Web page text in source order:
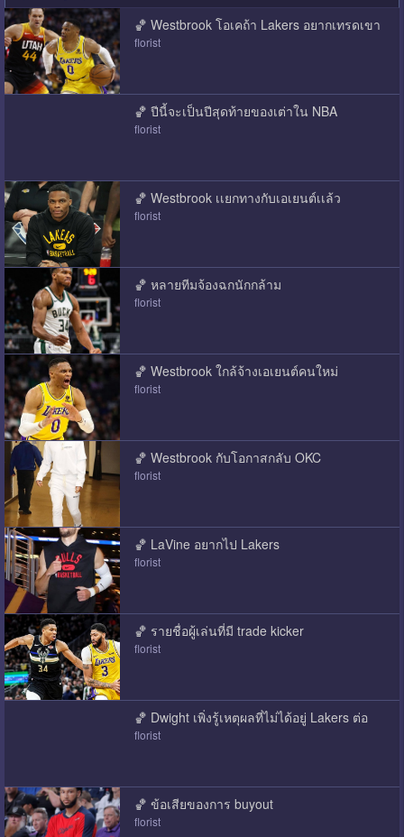
🏀 Westbrook โอเคถ้า Lakers อยากเทรดเขา
florist
🏀 ปีนี้จะเป็นปีสุดท้ายของเต่าใน NBA
florist
🏀 Westbrook เเยกทางกับเอเยนต์เเล้ว
florist
🏀 หลายทีมจ้องฉกนักกล้าม
florist
🏀 Westbrook ใกล้จ้างเอเยนต์คนใหม่
florist
🏀 Westbrook กับโอกาสกลับ OKC
florist
🏀 LaVine อยากไป Lakers
florist
🏀 รายชื่อผู้เล่นที่มี trade kicker
florist
🏀 Dwight เพิ่งรู้เหตุผลที่ไม่ได้อยู่ Lakers ต่อ
florist
🏀 ข้อเสียของการ buyout
florist